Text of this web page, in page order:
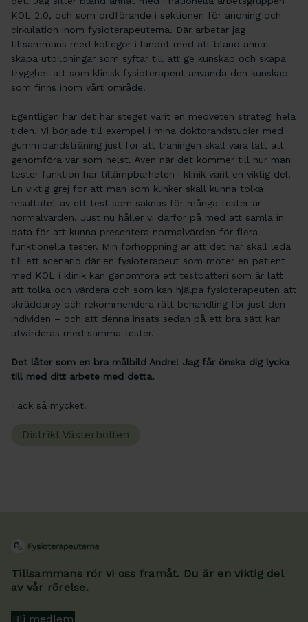
KOL 2.0, och som ordförande i sektionen för andning och
cirkulation inom fysioterapeuterna. Där arbetar jag
tillsammans med kollegor i landet med att bland annat
skapa utbildningar som syftar till att ge kunskap och skapa
trygghet att som klinisk fysioterapeut använda den kunskap
som finns inom vårt område.
Egentligen har det här steget varit en medveten strategi hela
tiden. Vi började till exempel i mina doktorandstudier med
gummibandsträning just för att träningen skall vara lätt att
genomföra var som helst. Även när det kommer till hur man
tester funktion har tillämpbarheten i klinik varit en viktig del.
En viktig grej för att man som klinker skall kunna tolka
resultatet av ett test som saknas för många tester är
normalvärden. Just nu håller vi därför på med att samla in
data för att kunna presentera normalvärden för flera
funktionella tester. Min förhoppning är att det här skall leda
till ett scenario där en fysioterapeut som möter en patient
med KOL i klinik kan genomföra ett testbatteri som är lätt
att tolka och värdera och som kan hjälpa fysioterapeuten att
skräddarsy och rekommendera rätt behandling för just den
individen – och att denna insats sedan på ett bra sätt kan
utvärderas med samma tester.
Det låter som en bra målbild Andre! Jag får önska dig lycka
till med ditt arbete med detta.
Tack så mycket!
Distrikt Västerbotten
Tillsammans rör vi oss framåt. Du är en viktig del
av vår rörelse.
Bli medlem